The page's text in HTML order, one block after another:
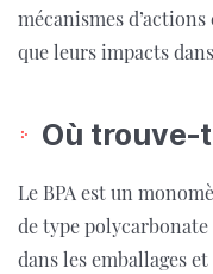
mécanismes
que leurs impacts
Où trouve-
Le BPA est un
de type
dans les emballages